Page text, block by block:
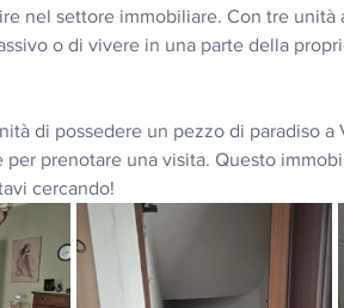
nel settore immobiliare. Con tre unità
o di vivere in una parte della
di possedere un pezzo di paradiso a
prenotare una visita. Questo
cercando!